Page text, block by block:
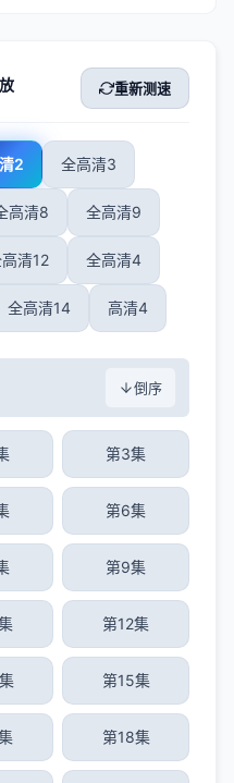
重新测速
2 全高清3
高清8 全高清9
清12 全高清4
全高清14 高清4
倒序
第3集
第6集
第9集
第12集
第15集
第18集